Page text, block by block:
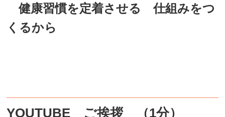
健康習慣を定着させる 仕組みをつ
くるから
YOUTUBE ご挨拶 （1分）